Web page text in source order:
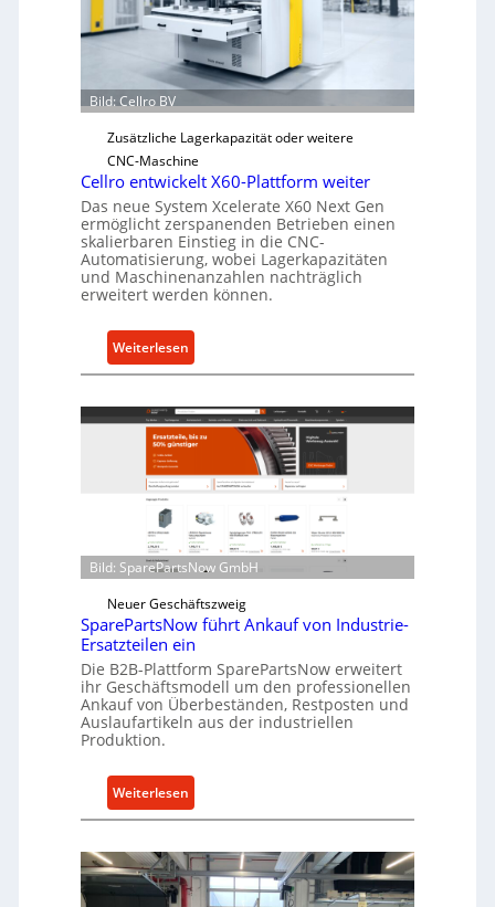
Bild: Cellro BV
Zusätzliche Lagerkapazität oder weitere
CNC-Maschine
Cellro entwickelt X60-Plattform weiter
Das neue System Xcelerate X60 Next Gen
ermöglicht zerspanenden Betrieben einen
skalierbaren Einstieg in die CNC-
Automatisierung, wobei Lagerkapazitäten
und Maschinenanzahlen nachträglich
erweitert werden können.
Weiterlesen:
C
l
l
n
t
w
i
c
k
e
l
t
0
-
l
a
t
Bild: SparePartsNow GmbH
Neuer Geschäftszweig
SparePartsNow führt Ankauf von Industrie-
Ersatzteilen ein
Die B2B-Plattform SparePartsNow erweitert
ihr Geschäftsmodell um den professionellen
Ankauf von Überbeständen, Restposten und
Auslaufartikeln aus der industriellen
Produktion.
Weiterlesen:
S
a
r